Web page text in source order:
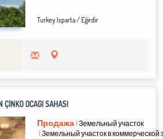
Turkey Isparta / Eğirdir
ÇİNKO OCAĞI SAHASI
Продажа Земельный участок
Земельный участок в коммерческой